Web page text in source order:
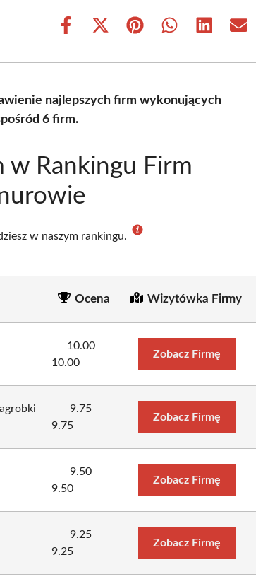
Share
Share
(Twitter)
Share Share Share Share
najlepszych firm wykonujących
6 firm.
w Rankingu Firm
w naszym rankingu.
Ocena Wizytówka Firmy
10.00
10.00
Zobacz Firmę
9.75
9.75
Zobacz Firmę
9.50
9.50
Zobacz Firmę
9.25
9.25
Zobacz Firmę